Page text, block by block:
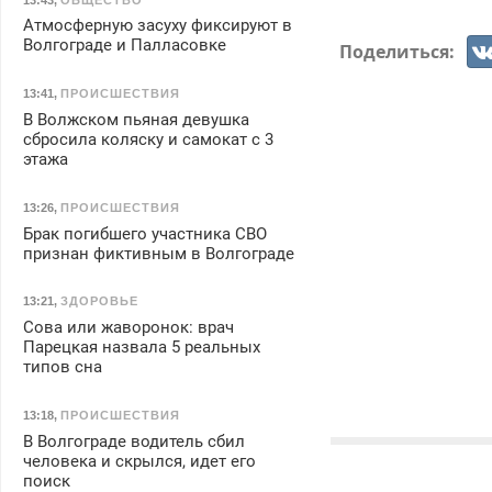
Поделиться:
Атмосферную засуху фиксируют в
Волгограде и Палласовке
13:41, ПРОИСШЕСТВИЯ
В Волжском пьяная девушка
сбросила коляску и самокат с 3
этажа
13:26, ПРОИСШЕСТВИЯ
Брак погибшего участника СВО
признан фиктивным в Волгограде
13:21 , ЗДОРОВЬЕ
Сова или жаворонок: врач
Парецкая назвала 5 реальных
типов сна
13:18, ПРОИСШЕСТВИЯ
В Волгограде водитель сбил
человека и скрылся, идет его
поиск